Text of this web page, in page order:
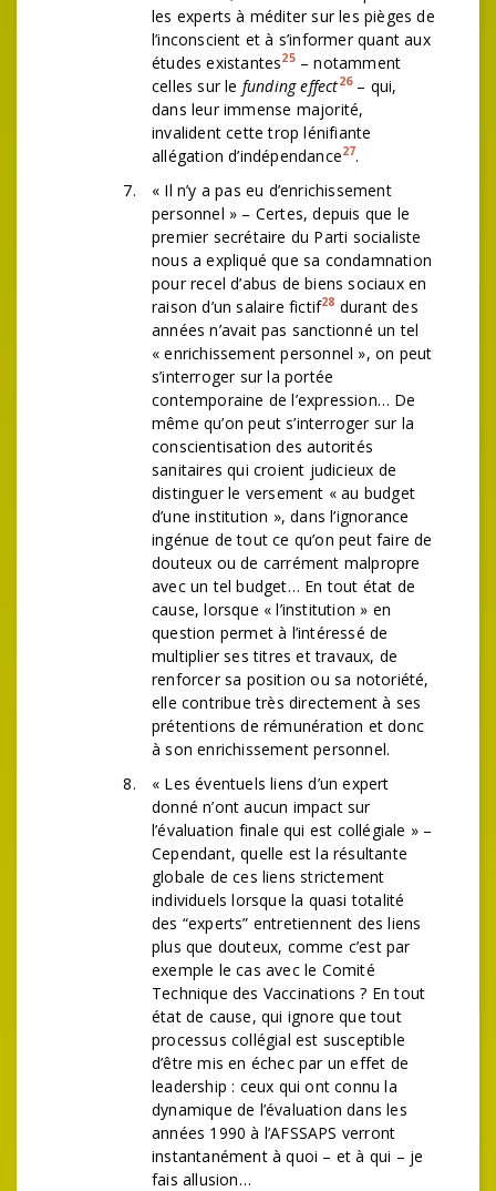
les experts à méditer sur les pièges de
l’inconscient et à s’informer quant aux
études existantes25– notamment
celles sur le funding effect26– qui,
dans leur immense majorité,
invalident cette trop lénifiante
allégation d’indépendance27.
« Il n’y a pas eu d’enrichissement
personnel » – Certes, depuis que le
premier secrétaire du Parti socialiste
nous a expliqué que sa condamnation
pour recel d’abus de biens sociaux en
raison d’un salaire fictif28 durant des
années n’avait pas sanctionné un tel
« enrichissement personnel », on peut
s’interroger sur la portée
contemporaine de l’expression… De
même qu’on peut s’interroger sur la
conscientisation des autorités
sanitaires qui croient judicieux de
distinguer le versement « au budget
d’une institution », dans l’ignorance
ingénue de tout ce qu’on peut faire de
douteux ou de carrément malpropre
avec un tel budget… En tout état de
cause, lorsque « l’institution » en
question permet à l’intéressé de
multiplier ses titres et travaux, de
renforcer sa position ou sa notoriété,
elle contribue très directement à ses
prétentions de rémunération et donc
à son enrichissement personnel.
« Les éventuels liens d’un expert
donné n’ont aucun impact sur
l’évaluation finale qui est collégiale » –
Cependant, quelle est la résultante
globale de ces liens strictement
individuels lorsque la quasi totalité
des “experts” entretiennent des liens
plus que douteux, comme c’est par
exemple le cas avec le Comité
Technique des Vaccinations ? En tout
état de cause, qui ignore que tout
processus collégial est susceptible
d’être mis en échec par un effet de
leadership : ceux qui ont connu la
dynamique de l’évaluation dans les
années 1990 à l’AFSSAPS verront
instantanément à quoi – et à qui – je
fais allusion…